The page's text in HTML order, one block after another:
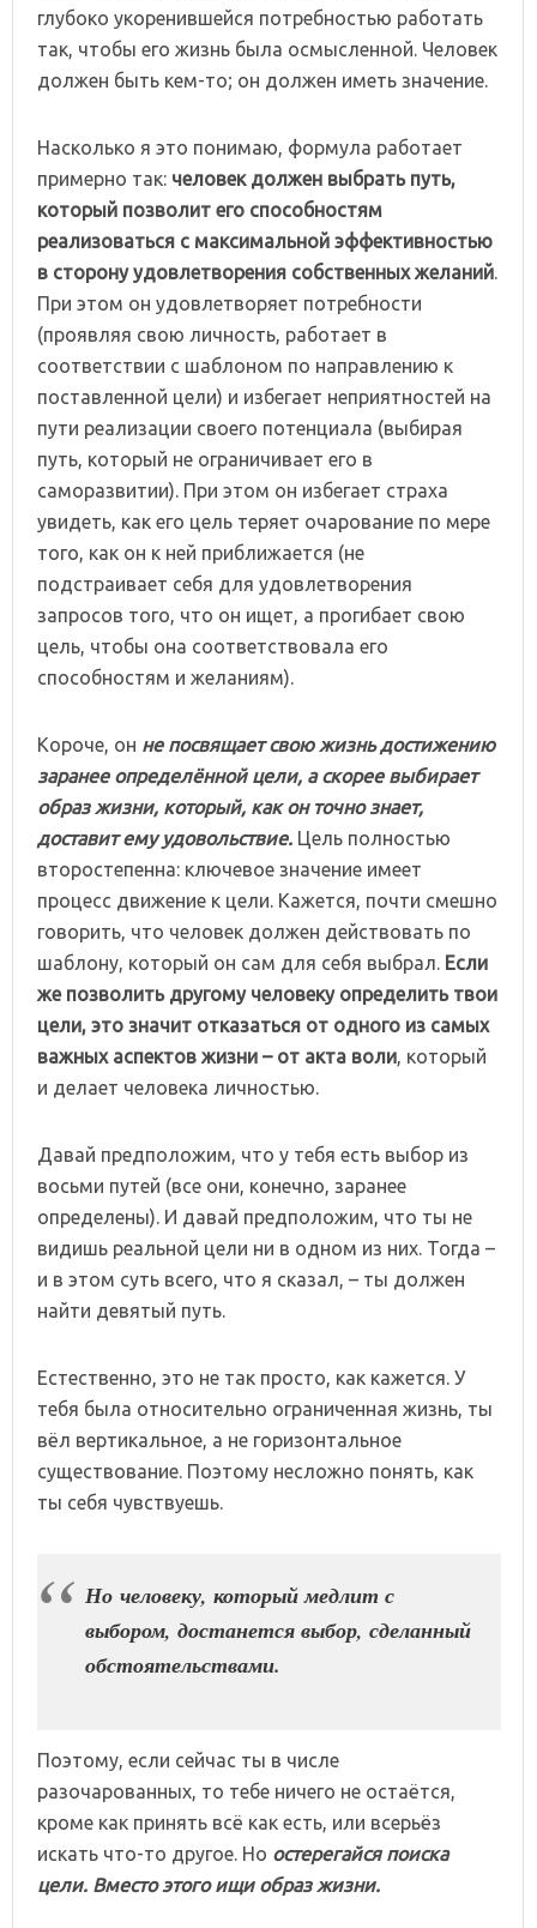
глубоко укоренившейся потребностью работать
так, чтобы его жизнь была осмысленной. Человек
должен быть кем-то; он должен иметь значение.
Насколько я это понимаю, формула работает
примерно так: человек должен выбрать путь,
который позволит его способностям
реализоваться с максимальной эффективностью
в сторону удовлетворения собственных желаний.
При этом он удовлетворяет потребности
(проявляя свою личность, работает в
соответствии с шаблоном по направлению к
поставленной цели) и избегает неприятностей на
пути реализации своего потенциала (выбирая
путь, который не ограничивает его в
саморазвитии). При этом он избегает страха
увидеть, как его цель теряет очарование по мере
того, как он к ней приближается (не
подстраивает себя для удовлетворения
запросов того, что он ищет, а прогибает свою
цель, чтобы она соответствовала его
способностям и желаниям).
Короче, он не посвящает свою жизнь достижению
заранее определённой цели, а скорее выбирает
образ жизни, который, как он точно знает,
доставит ему удовольствие. Цель полностью
второстепенна: ключевое значение имеет
процесс движение к цели. Кажется, почти смешно
говорить, что человек должен действовать по
шаблону, который он сам для себя выбрал. Если
же позволить другому человеку определить твои
цели, это значит отказаться от одного из самых
важных аспектов жизни – от акта воли, который
и делает человека личностью.
Давай предположим, что у тебя есть выбор из
восьми путей (все они, конечно, заранее
определены). И давай предположим, что ты не
видишь реальной цели ни в одном из них. Тогда –
и в этом суть всего, что я сказал, – ты должен
найти девятый путь.
Естественно, это не так просто, как кажется. У
тебя была относительно ограниченная жизнь, ты
вёл вертикальное, а не горизонтальное
существование. Поэтому несложно понять, как
ты себя чувствуешь.
Но человеку, который медлит с
выбором, достанется выбор, сделанный
обстоятельствами.
Поэтому, если сейчас ты в числе
разочарованных, то тебе ничего не остаётся,
кроме как принять всё как есть, или всерьёз
искать что-то другое. Но остерегайся поиска
цели. Вместо этого ищи образ жизни.